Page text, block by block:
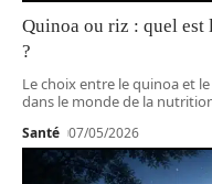
Quinoa ou riz : quel
?
Le choix entre le quinoa et
dans le monde de la
Santé 07/05/2026